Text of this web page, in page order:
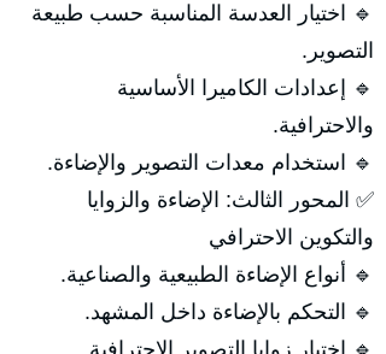
🔹 اختيار العدسة المناسبة حسب طبيعة
التصوير.
🔹 إعدادات الكاميرا الأساسية
والاحترافية.
🔹 استخدام معدات التصوير والإضاءة.
✅ المحور الثالث: الإضاءة والزوايا
والتكوين الاحترافي
🔹 أنواع الإضاءة الطبيعية والصناعية.
🔹 التحكم بالإضاءة داخل المشهد.
🔹 اختيار زوايا التصوير الاحترافية.